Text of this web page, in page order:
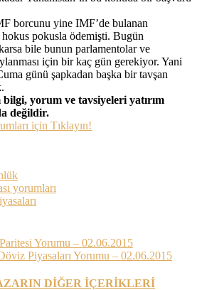
borcunu yine IMF’de bulanan
pokusla ödemişti. Bugün
bile bunun parlamentolar ve
için bir kaç gün gerekiyor. Yani
günü şapkadan başka bir tavşan
yorum ve tavsiyeleri yatırım
değildir.
için Tıklayın!
yorumları
Yorumu – 02.06.2015
Piyasaları Yorumu – 02.06.2015
DİĞER İÇERİKLERİ